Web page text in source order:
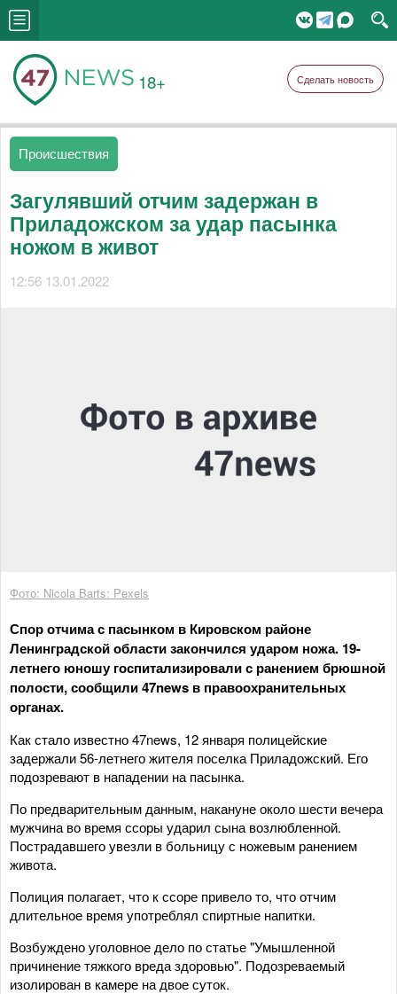
18+ Сделать новость
Происшествия
Загулявший отчим задержан в
Приладожском за удар пасынка
ножом в живот
12:56 13.01.2022
Фото: Nicola Barts: Pexels
Спор отчима с пасынком в Кировском районе
Ленинградской области закончился ударом ножа. 19-
летнего юношу госпитализировали с ранением брюшной
полости, сообщили 47news в правоохранительных
органах.
Как стало известно 47news, 12 января полицейские
задержали 56-летнего жителя поселка Приладожский. Его
подозревают в нападении на пасынка.
По предварительным данным, накануне около шести вечера
мужчина во время ссоры ударил сына возлюбленной.
Пострадавшего увезли в больницу с ножевым ранением
живота.
Полиция полагает, что к ссоре привело то, что отчим
длительное время употреблял спиртные напитки.
Возбуждено уголовное дело по статье "Умышленной
причинение тяжкого вреда здоровью". Подозреваемый
изолирован в камере на двое суток.